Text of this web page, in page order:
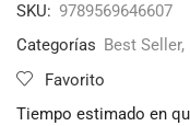
SKU: 9789569646607
Categorías Best Seller,
Favorito
Tiempo estimado en